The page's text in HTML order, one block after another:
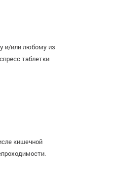
и/или любому из
таблетки
кишечной